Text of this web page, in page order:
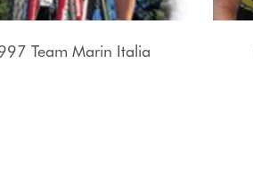
Team Marin Italia